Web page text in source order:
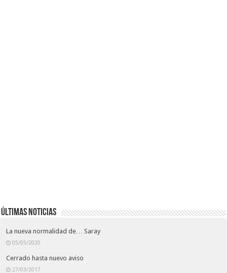
Últimas noticias
La nueva normalidad de… Saray
05/05/2020
Cerrado hasta nuevo aviso
27/03/2017